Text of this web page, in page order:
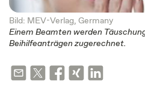
Bild: MEV-Verlag, Germany
Einem Beamten werden
Beihilfeanträgen zugerechnet.